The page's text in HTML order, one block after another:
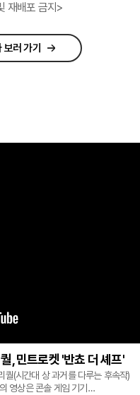
재배포 금지>
러 가기
, 민트로켓 '반쵸 더 셰프'
퀄(시간대 상 과거를 다루는 후속작)
영상은 콘솔 게임 기기